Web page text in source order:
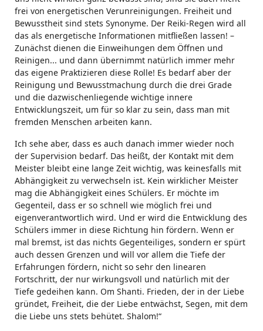
frei von energetischen Verunreinigungen. Freiheit und
Bewusstheit sind stets Synonyme. Der Reiki-Regen wird all
das als energetische Informationen mitfließen lassen! –
Zunächst dienen die Einweihungen dem Öffnen und
Reinigen... und dann übernimmt natürlich immer mehr
das eigene Praktizieren diese Rolle! Es bedarf aber der
Reinigung und Bewusstmachung durch die drei Grade
und die dazwischenliegende wichtige innere
Entwicklungszeit, um für so klar zu sein, dass man mit
fremden Menschen arbeiten kann.
Ich sehe aber, dass es auch danach immer wieder noch
der Supervision bedarf. Das heißt, der Kontakt mit dem
Meister bleibt eine lange Zeit wichtig, was keinesfalls mit
Abhängigkeit zu verwechseln ist. Kein wirklicher Meister
mag die Abhängigkeit eines Schülers. Er möchte im
Gegenteil, dass er so schnell wie möglich frei und
eigenverantwortlich wird. Und er wird die Entwicklung des
Schülers immer in diese Richtung hin fördern. Wenn er
mal bremst, ist das nichts Gegenteiliges, sondern er spürt
auch dessen Grenzen und will vor allem die Tiefe der
Erfahrungen fördern, nicht so sehr den linearen
Fortschritt, der nur wirkungsvoll und natürlich mit der
Tiefe gedeihen kann. Om Shanti. Frieden, der in der Liebe
gründet, Freiheit, die der Liebe entwächst, Segen, mit dem
die Liebe uns stets behütet. Shalom!“